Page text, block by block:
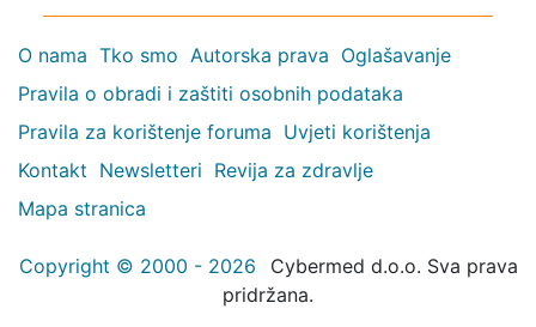
O nama Tko smo Autorska prava Oglašavanje
Pravila o obradi i zaštiti osobnih podataka
Pravila za korištenje foruma Uvjeti korištenja
Kontakt Newsletteri Revija za zdravlje
Mapa stranica
Copyright © 2000 - 2026
Cybermed d.o.o. Sva prava
pridržana.